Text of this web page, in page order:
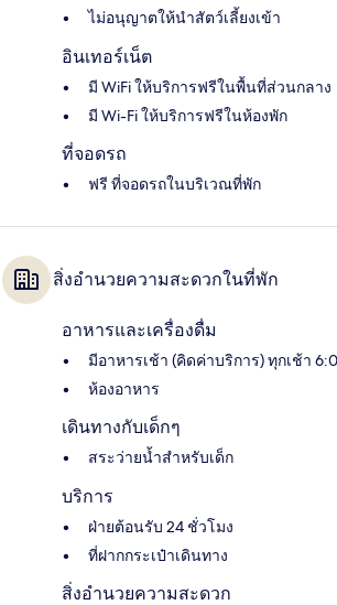
ไม่อนุญาตให้นำสัตว์เลี้ยงเข้า
อินเทอร์เน็ต
มี WiFi ให้บริการฟรีในพื้นที่ส่วนกลาง
มี Wi-Fi ให้บริการฟรีในห้องพัก
ที่จอดรถ
ฟรี ที่จอดรถในบริเวณที่พัก
สิ่งอำนวยความสะดวกในที่พัก
อาหารและเครื่องดื่ม
มีอาหารเช้า (คิดค่าบริการ) ทุกเช้า
ห้องอาหาร
เดินทางกับเด็กๆ
สระว่ายน้ำสำหรับเด็ก
บริการ
ฝ่ายต้อนรับ 24 ชั่วโมง
ที่ฝากกระเป๋าเดินทาง
สิ่งอำนวยความสะดวก